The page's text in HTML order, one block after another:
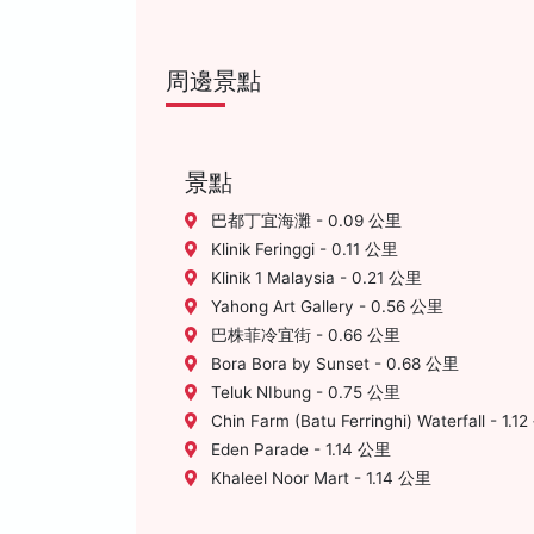
周邊景點
景點
巴都丁宜海灘 - 0.09 公里
Klinik Feringgi - 0.11 公里
Klinik 1 Malaysia - 0.21 公里
Yahong Art Gallery - 0.56 公里
巴株菲冷宜街 - 0.66 公里
Bora Bora by Sunset - 0.68 公里
Teluk NIbung - 0.75 公里
Chin Farm (Batu Ferringhi) Waterfall - 1.12
Eden Parade - 1.14 公里
Khaleel Noor Mart - 1.14 公里